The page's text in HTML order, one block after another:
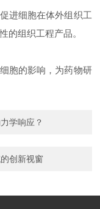
进细胞在体外组织工
的组织工程产品。
胞的影响，为药物研
学响应？
创新视窗